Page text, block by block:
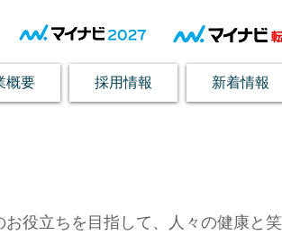
概要 採用情報 新着情報
役立ちを目指して、人々の健康と笑